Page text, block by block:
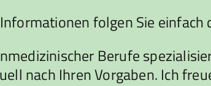
folgen Sie einfach
Berufe
nach Ihren Vorgaben. Ich